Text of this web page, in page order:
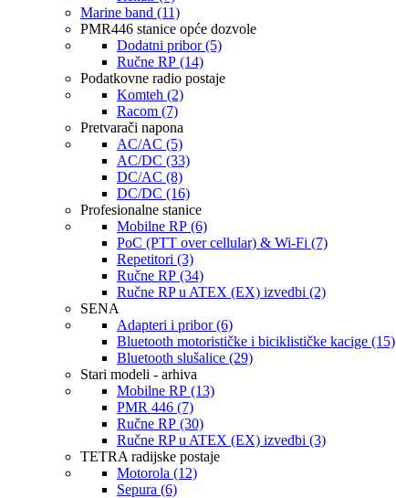
Marine band (11)
PMR446 stanice opće dozvole
Dodatni pribor (5)
Ručne RP (14)
Podatkovne radio postaje
Komteh (2)
Racom (7)
Pretvarači napona
AC/AC (5)
AC/DC (33)
DC/AC (8)
DC/DC (16)
Profesionalne stanice
Mobilne RP (6)
PoC (PTT over cellular) & Wi-Fi (7)
Repetitori (3)
Ručne RP (34)
Ručne RP u ATEX (EX) izvedbi (2)
SENA
Adapteri i pribor (6)
Bluetooth motorističke i biciklističke kacige (15)
Bluetooth slušalice (29)
Stari modeli - arhiva
Mobilne RP (13)
PMR 446 (7)
Ručne RP (30)
Ručne RP u ATEX (EX) izvedbi (3)
TETRA radijske postaje
Motorola (12)
Sepura (6)